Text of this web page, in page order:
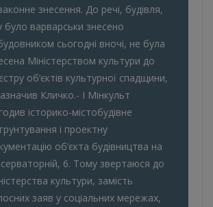
знесення. До речі, будівля,
було варварськи знесено
сьогодні вночі, не була
Міністерством культури до
об’єктів культурної спадщини,
Кличко.- І Мінкульт
історико-містобудівне
і проектну
об’єкта будівництва на
6. Тому звертаюся до
культури, замість
заяв у соціальних мережах,